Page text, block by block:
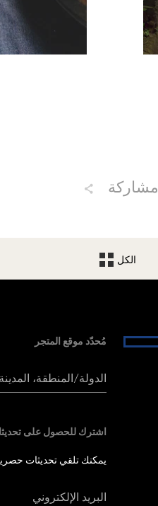
مشاركة
الكل
مُحدّد موقع المتجر
الدولة/المنطقة، المدينة
اشترك للحصول على
يمكنك تلقي تحديثات
البريد الإلكتروني